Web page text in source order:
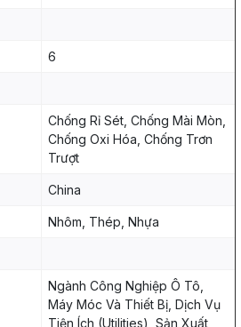
6
Chống Rỉ Sét, Chống Mài Mòn,
Chống Oxi Hóa, Chống Trơn
Trượt
China
Nhôm, Thép, Nhựa
Ngành Công Nghiệp Ô Tô,
Máy Móc Và Thiết Bị, Dịch Vụ
Tiện Ích (Utilities), Sản Xuất